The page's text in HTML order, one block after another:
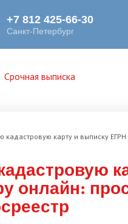
Срочная выписка
кадастровую карту и выписку
онлайн: